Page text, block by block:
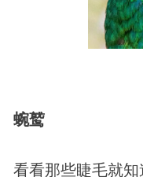
蜿鹫
看看那些睫毛就知